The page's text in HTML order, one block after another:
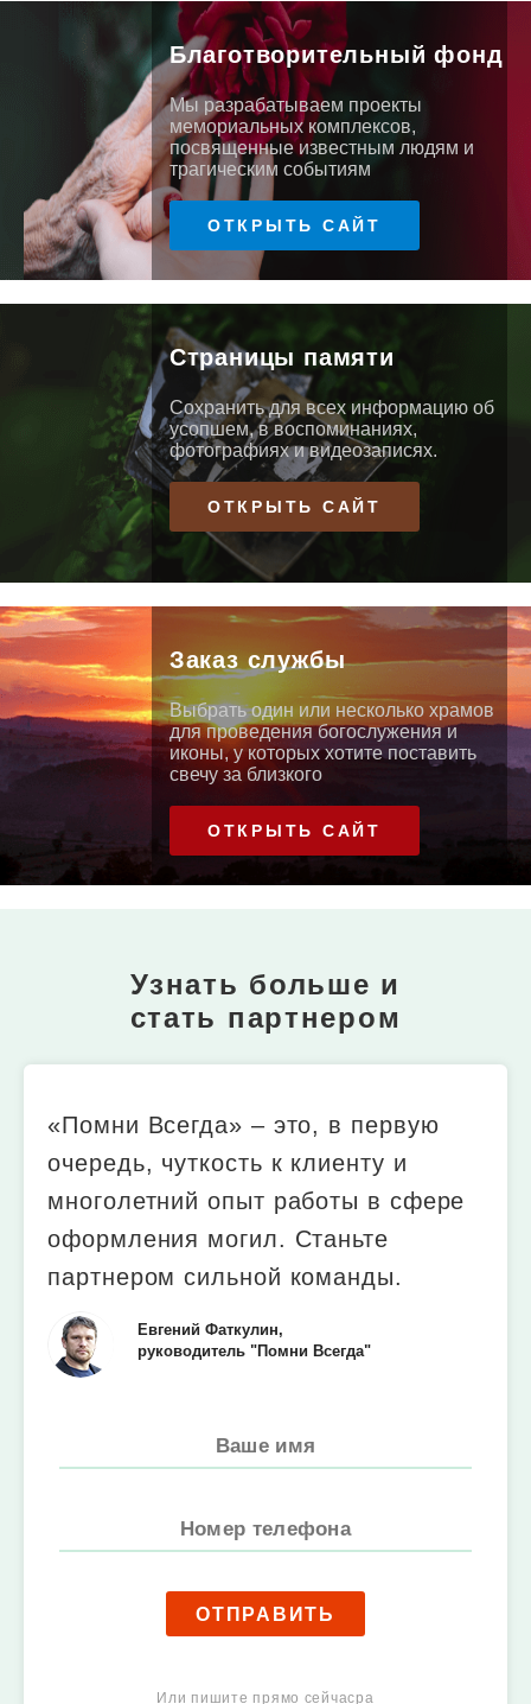
Благотворительный фонд
Мы разрабатываем проекты
мемориальных комплексов,
посвященные известным людям и
трагическим событиям
ОТКРЫТЬ САЙТ
Страницы памяти
Сохранить для всех информацию об
усопшем, в воспоминаниях,
фотографиях и видеозаписях.
ОТКРЫТЬ САЙТ
Заказ службы
Выбрать один или несколько храмов
для проведения богослужения и
иконы, у которых хотите поставить
свечу за близкого
ОТКРЫТЬ САЙТ
Узнать больше и
стать партнером
«Помни Всегда» – это, в первую
очередь, чуткость к клиенту и
многолетний опыт работы в сфере
оформления могил. Станьте
партнером сильной команды.
Евгений Фаткулин,
руководитель "Помни Всегда"
ОТПРАВИТЬ
Или пишите прямо сейчасpa